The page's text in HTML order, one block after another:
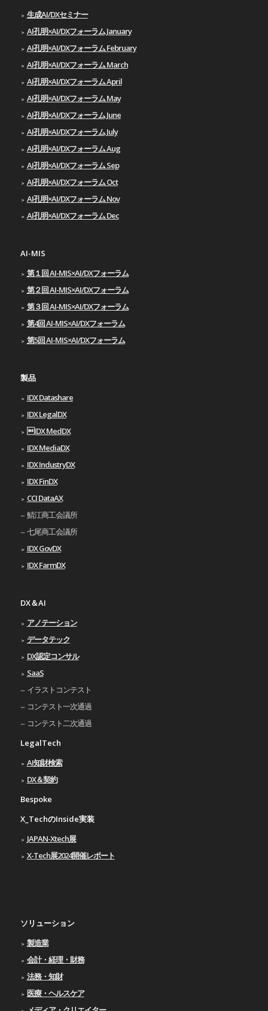
生成AI/DXセミナー
AI孔明×AI/DXフォーラム January
AI孔明×AI/DXフォーラム February
AI孔明×AI/DXフォーラム March
AI孔明×AI/DXフォーラム April
AI孔明×AI/DXフォーラム May
AI孔明×AI/DXフォーラム June
AI孔明×AI/DXフォーラム July
AI孔明×AI/DXフォーラム Aug
AI孔明×AI/DXフォーラム Sep
AI孔明×AI/DXフォーラム Oct
AI孔明×AI/DXフォーラム Nov
AI孔明×AI/DXフォーラム Dec
AI-MIS
第１回 AI-MIS×AI/DXフォーラム
第２回 AI-MIS×AI/DXフォーラム
第３回 AI-MIS×AI/DXフォーラム
第4回 AI-MIS×AI/DXフォーラム
第5回 AI-MIS×AI/DXフォーラム
製品
IDX Datashare
IDX LegalDX
IDX MedDX
IDX MediaDX
IDX IndustryDX
IDX FinDX
CCI DataAX
鯖江商工会議所
七尾商工会議所
IDX GovDX
IDX FarmDX
DX＆AI
アノテーション
データテック
DX認定コンサル
SaaS
イラストコンテスト
コンテスト一次通過
コンテスト二次通過
LegalTech
AI知財検索
DX＆契約
Bespoke
X_TechのInside実装
JAPAN-Xtech展
X-Tech展2024開催レポート
ソリューション
製造業
会計・経理・財務
法務・知財
医療・ヘルスケア